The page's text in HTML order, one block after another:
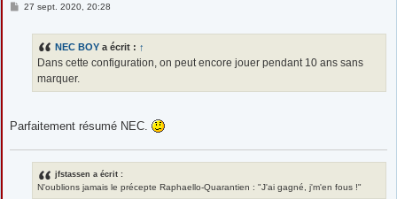
M27 sept. 2020, 20:28
NEC BOY a écrit : ↑
Dans cette configuration, on peut encore jouer pendant 10 ans sans
marquer.
Parfaitement résumé NEC.
jfstassen a écrit :
N'oublions jamais le précepte Raphaello-Quarantien : "J'ai gagné, j'm'en fous !"